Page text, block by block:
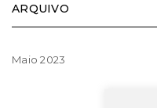
ARQUIVO
Maio 2023